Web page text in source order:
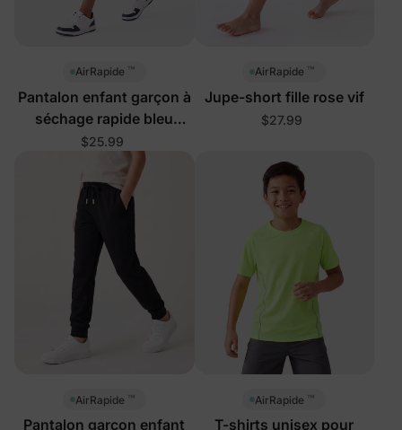
AirRapide ™
Pantalon enfant garçon à
séchage rapide bleu
profond
$25.99
AirRapide ™
Jupe-short fille rose vif
$27.99
AirRapide ™
Pantalon garçon enfant
AirRapide ™
T-shirts unisex pour